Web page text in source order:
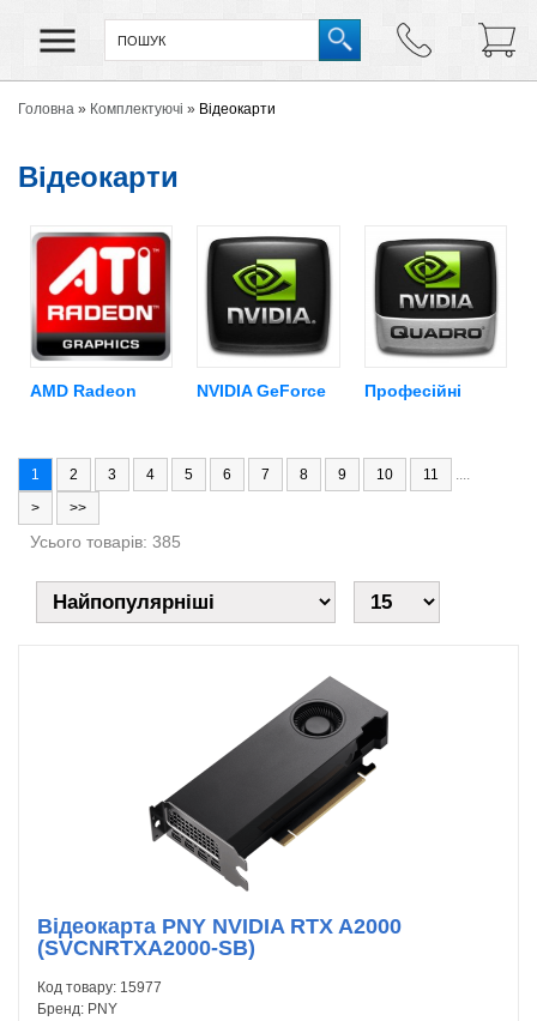
Головна » Комплектуючі » Відеокарти
Відеокарти
AMD Radeon NVIDIA GeForce Професійні
1 2 3 4 5 6 7 8 9 10 11
....
>
>>
Усього товарів: 385
Відеокарта PNY NVIDIA RTX A2000
(SVCNRTXA2000-SB)
Код товару: 15977
Бренд: PNY